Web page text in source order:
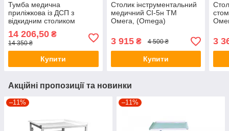
Тумба медична
приліжкова із ДСП з
відкидним столиком
ТПд-1с, ТМ Омега,
(Omega)
14 206,50 ₴
14 350 ₴
Купити
Столик інструментальний
медичний СІ-5н ТМ
Омега, (Omega)
3 915₴ 4 500 ₴
Купити
3
Акційні пропозиції та новинки
–11% –11%